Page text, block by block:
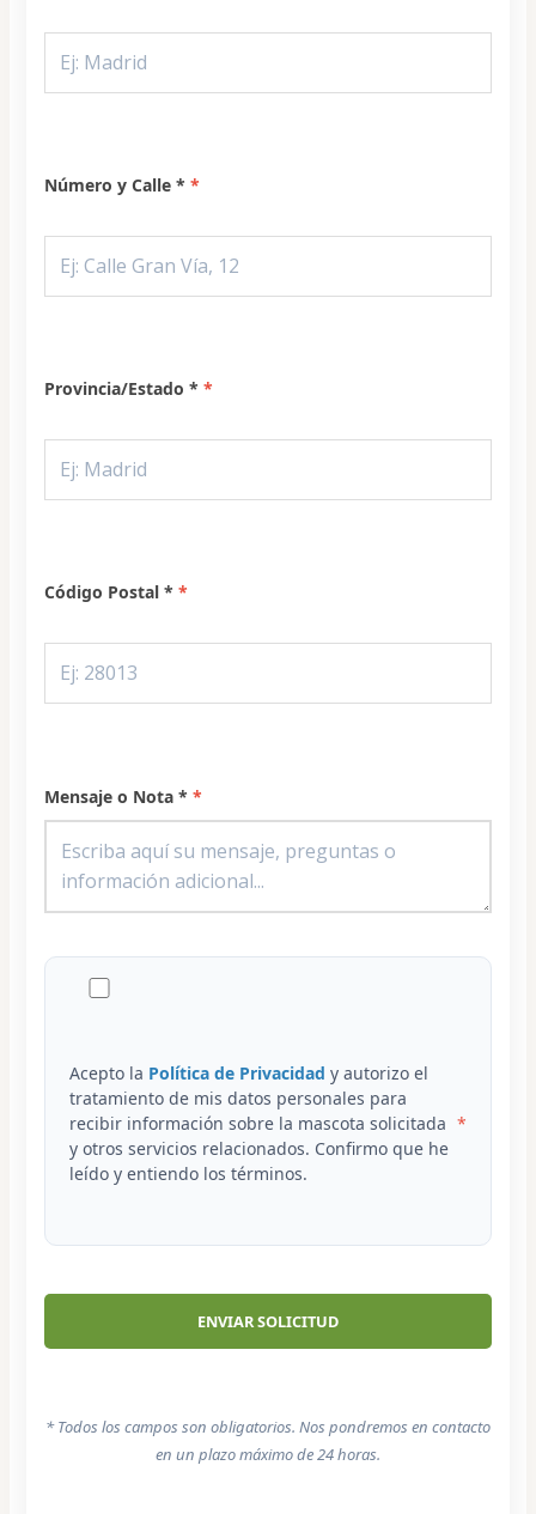
Número y Calle *
Provincia/Estado *
Código Postal *
Mensaje o Nota *
Acepto la Política de Privacidad y autorizo el
tratamiento de mis datos personales para
recibir información sobre la mascota solicitada
y otros servicios relacionados. Confirmo que he
leído y entiendo los términos.
* Todos los campos son obligatorios. Nos pondremos en contacto
en un plazo máximo de 24 horas.